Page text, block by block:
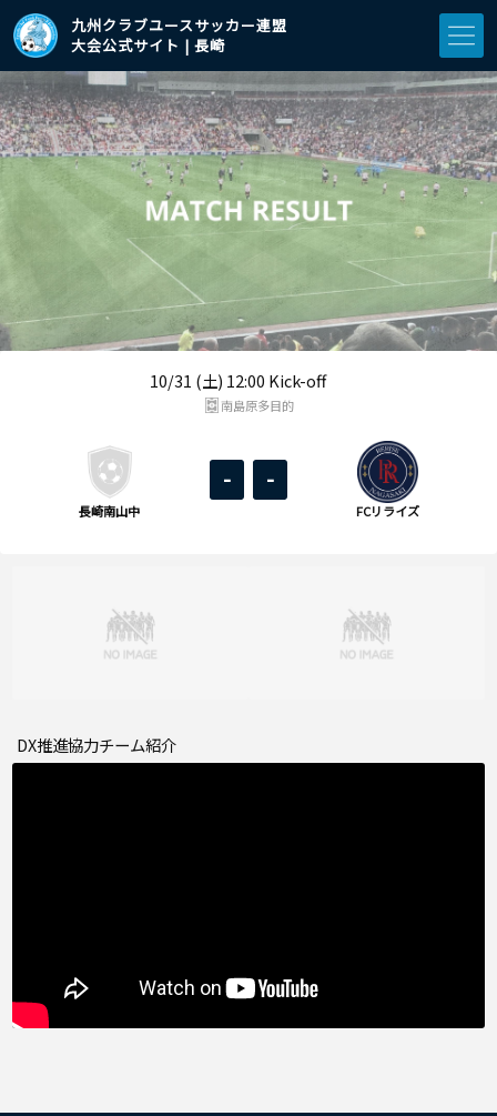
九州クラブユースサッカー連盟
大会公式サイト | 長崎
10/31 (土) 12:00 Kick-off
長崎南山中
- -
FCリライズ
南島原多目的
DX推進協力チーム紹介